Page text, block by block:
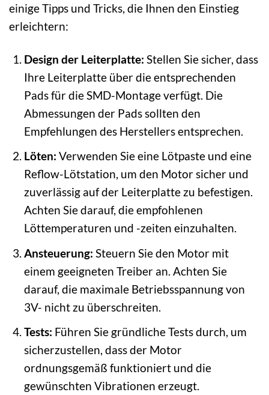
einige Tipps und Tricks, die Ihnen den Einstieg
erleichtern:
Design der Leiterplatte: Stellen Sie sicher, dass
Ihre Leiterplatte über die entsprechenden
Pads für die SMD-Montage verfügt. Die
Abmessungen der Pads sollten den
Empfehlungen des Herstellers entsprechen.
Löten: Verwenden Sie eine Lötpaste und eine
Reflow-Lötstation, um den Motor sicher und
zuverlässig auf der Leiterplatte zu befestigen.
Achten Sie darauf, die empfohlenen
Löttemperaturen und -zeiten einzuhalten.
Ansteuerung: Steuern Sie den Motor mit
einem geeigneten Treiber an. Achten Sie
darauf, die maximale Betriebsspannung von
3V- nicht zu überschreiten.
Tests: Führen Sie gründliche Tests durch, um
sicherzustellen, dass der Motor
ordnungsgemäß funktioniert und die
gewünschten Vibrationen erzeugt.